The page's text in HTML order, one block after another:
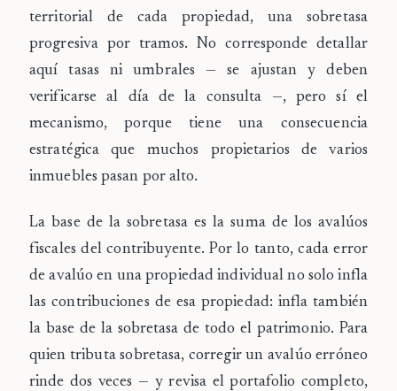
territorial de cada propiedad, unasobretasa
progresiva por tramos. No corresponde detallar
aquí tasas ni umbrales — se ajustan y deben
verificarse al día de la consulta —, pero sí el
mecanismo, porque tiene una consecuencia
estratégica que muchos propietarios de varios
inmuebles pasan por alto.
La base de la sobretasa es lasuma de los avalúos
fiscales del contribuyente. Por lo tanto, cada error
de avalúo en una propiedad individual no solo infla
las contribuciones de esa propiedad: infla también
la base de la sobretasa de todo el patrimonio. Para
quien tributa sobretasa, corregir un avalúo erróneo
rinde dos veces — y revisa el portafolio completo,